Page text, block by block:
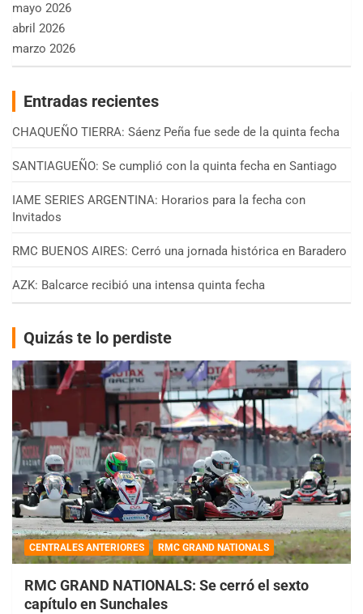
mayo 2026
abril 2026
marzo 2026
Entradas recientes
CHAQUEÑO TIERRA: Sáenz Peña fue sede de la quinta fecha
SANTIAGUEÑO: Se cumplió con la quinta fecha en Santiago
IAME SERIES ARGENTINA: Horarios para la fecha con
Invitados
RMC BUENOS AIRES: Cerró una jornada histórica en Baradero
AZK: Balcarce recibió una intensa quinta fecha
Quizás te lo perdiste
CENTRALES ANTERIORES RMC GRAND NATIONALS
RMC GRAND NATIONALS: Se cerró el sexto
capítulo en Sunchales